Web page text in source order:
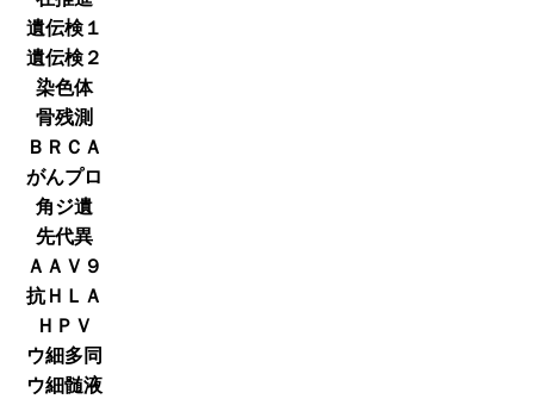
遺伝検１
遺伝検２
染色体
骨残測
ＢＲＣＡ
がんプロ
角ジ遺
先代異
ＡＡＶ９
抗ＨＬＡ
ＨＰＶ
ウ細多同
ウ細髄液